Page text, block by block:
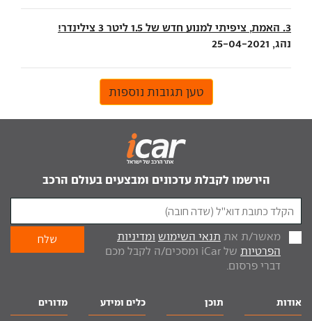
3. האמת, ציפיתי למנוע חדש של 1.5 ליטר 3 צילינדר!
נהג, 25-04-2021
טען תגובות נוספות
הירשמו לקבלת עדכונים ומבצעים בעולם הרכב
מאשר/ת את תנאי השימוש ומדיניות
הפרטיות
של iCar ומסכים/ה לקבל מכם
דברי פרסום.
אודות תוכן כלים ומידע מדורים